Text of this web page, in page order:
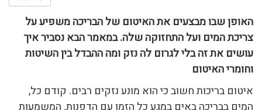
האופן שבו מבצעים את האיטום של הבריכה משפיע על
צריכת המים ועל התחזוקה שלה. במאמר הבא נסביר איך
עושים את זה בלי לגרום לה נזק ומה ההבדל בין השיטות
וחומרי האיטום
איטום בריכות חשוב כי הוא מונע נזקים רבים. קודם כל,